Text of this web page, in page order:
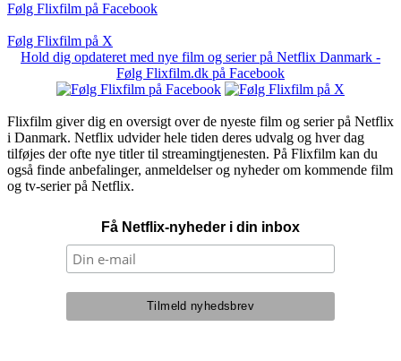
Følg Flixfilm på Facebook
Følg Flixfilm på X
Hold dig opdateret med nye film og serier på Netflix Danmark -
Følg Flixfilm.dk på Facebook
Flixfilm giver dig en oversigt over de nyeste film og serier på Netflix
i Danmark. Netflix udvider hele tiden deres udvalg og hver dag
tilføjes der ofte nye titler til streamingtjenesten. På Flixfilm kan du
også finde anbefalinger, anmeldelser og nyheder om kommende film
og tv-serier på Netflix.
Få Netflix-nyheder i din inbox